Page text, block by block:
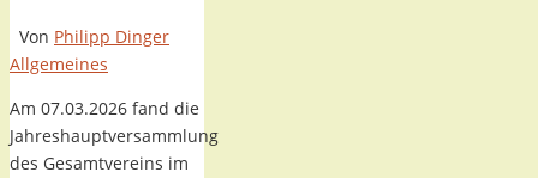
Von Philipp Dinger
Allgemeines
Am 07.03.2026 fand die
Jahreshauptversammlung
des Gesamtvereins im